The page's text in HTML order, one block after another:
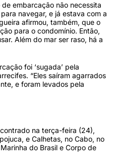
embarcação não necessita
navegar, e já estava com a
afirmou, também, que o
para o condomínio. Então,
Além do mar ser raso, há a
foi ‘sugada’ pela
“Eles saíram agarrados
e foram levados pela
na terça-feira (24),
e Calhetas, no Cabo, no
do Brasil e Corpo de